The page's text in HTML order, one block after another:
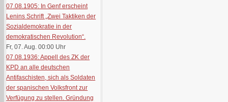
07.08.1905: In Genf erscheint
Lenins Schrift „Zwei Taktiken der
Sozialdemokratie in der
demokratischen Revolution“.
Fr, 07. Aug. 00:00 Uhr
07.08.1936: Appell des ZK der
KPD an alle deutschen
Antifaschisten, sich als Soldaten
der spanischen Volksfront zur
Verfügung zu stellen. Gründung